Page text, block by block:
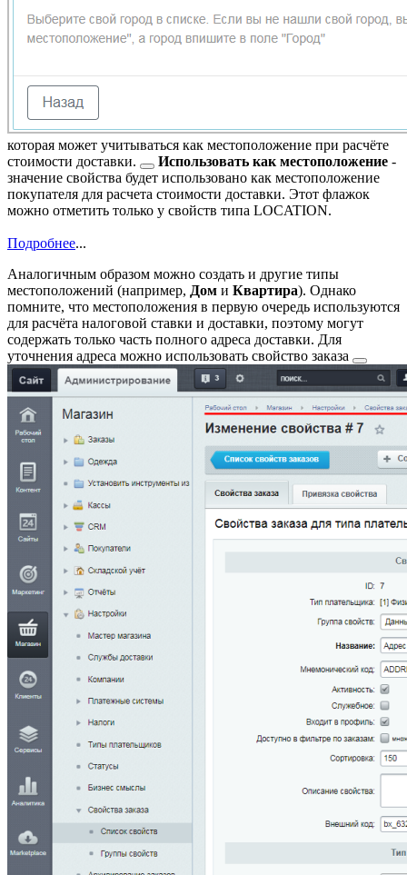
которая может учитываться как местоположение при расчёте
стоимости доставки.
Использовать как местоположение -
значение свойства будет использовано как местоположение
покупателя для расчета стоимости доставки. Этот флажок
можно отметить только у свойств типа LOCATION.
Подробнее...
Аналогичным образом можно создать и другие типы
местоположений (например, Дом и Квартира). Однако
помните, что местоположения в первую очередь используются
для расчёта налоговой ставки и доставки, поэтому могут
содержать только часть полного адреса доставки. Для
уточнения адреса можно использовать свойство заказа